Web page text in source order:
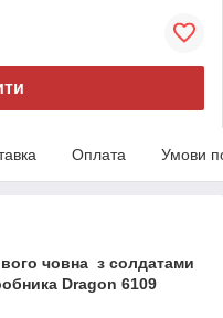
Оплата Умови
човна з солдатами
Dragon 6109